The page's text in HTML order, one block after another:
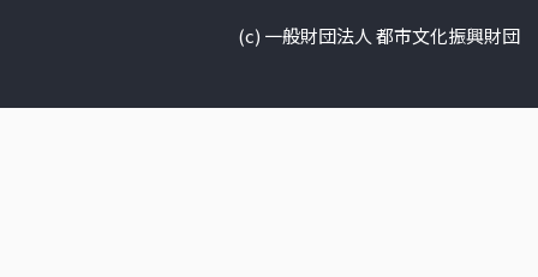
(c) 一般財団法人 都市文化振興財団